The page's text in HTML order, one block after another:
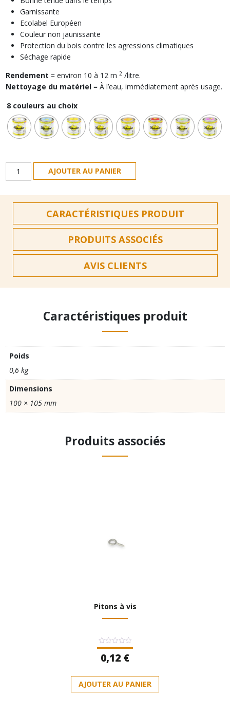
Garnissante
Ecolabel Européen
Couleur non jaunissante
Protection du bois contre les agressions climatiques
Séchage rapide
Rendement = environ 10 à 12 m 2/litre.
Nettoyage du matériel= À l’eau, immédiatement après usage.
8 couleurs au choix
quantité
de
Apicolor
THERMOPEINT
AJOUTER AU PANIER
CARACTÉRISTIQUES PRODUIT
PRODUITS ASSOCIÉS
AVIS CLIENTS
Caractéristiques produit
Poids
0,6 kg
Dimensions
100 × 105 mm
Produits associés
Pitons à vis
Note
0
sur
0,12 €
AJOUTER AU PANIER